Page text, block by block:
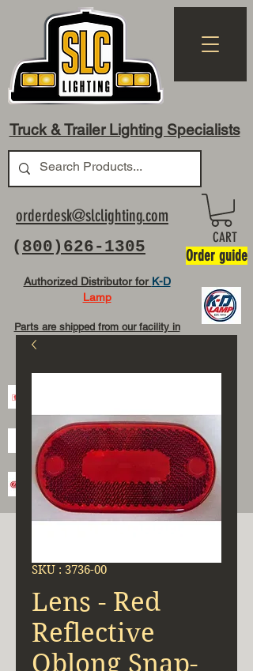
Truck & Trailer Lighting Specialists
( 800)626-1305
orderdesk@slclighting.com
Authorized Distributor for K-D
Lamp
Parts are shipped from our facility in
CART
Order guide
SKU : 3736-00
Lens - Red
Reflective
Oblong Snap-